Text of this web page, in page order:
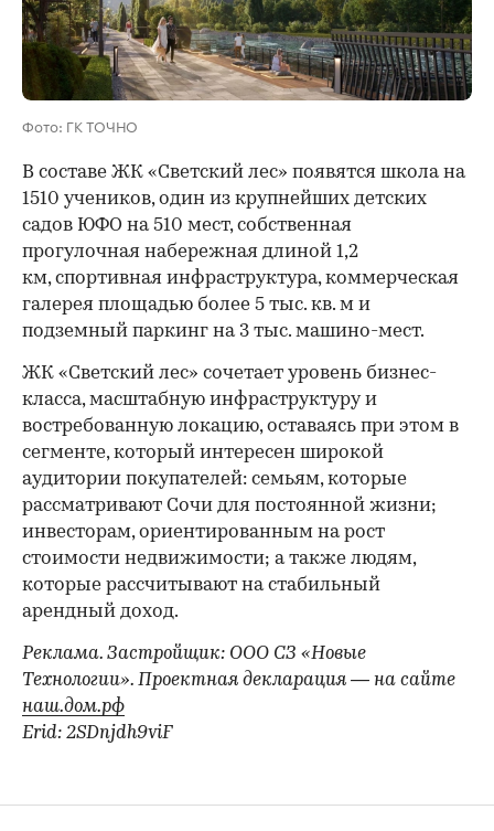
Фото: ГК ТОЧНО
00:00
В составе ЖК «Светский лес» появятся школа на
1510 учеников, один из крупнейших детских
садов ЮФО на 510 мест, собственная
прогулочная набережная длиной 1,2
км, спортивная инфраструктура, коммерческая
галерея площадью более 5 тыс. кв. м и
подземный паркинг на 3 тыс. машино-мест.
ЖК «Светский лес» сочетает уровень бизнес-
класса, масштабную инфраструктуру и
востребованную локацию, оставаясь при этом в
сегменте, который интересен широкой
аудитории покупателей: семьям, которые
рассматривают Сочи для постоянной жизни;
инвесторам, ориентированным на рост
стоимости недвижимости; а также людям,
которые рассчитывают на стабильный
арендный доход.
Реклама. Застройщик: ООО СЗ «Новые
Технологии». Проектная декларация — на сайте
наш.дом.рф
Erid: 2SDnjdh9viF